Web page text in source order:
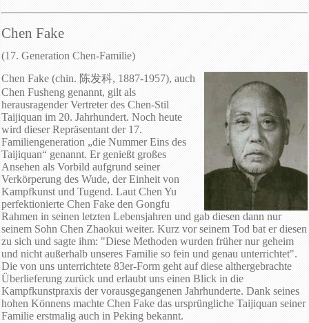
Chen Fake
(17. Generation Chen-Familie)
Chen Fake (chin. 陈发科, 1887-1957), auch
Chen Fusheng genannt, gilt als
herausragender Vertreter des Chen-Stil
Taijiquan im 20. Jahrhundert. Noch heute
wird dieser Repräsentant der 17.
Familiengeneration „die Nummer Eins des
Taijiquan“ genannt. Er genießt großes
Ansehen als Vorbild aufgrund seiner
Verkörperung des Wude, der Einheit von
Kampfkunst und Tugend. Laut Chen Yu
perfektionierte Chen Fake den Gongfu
Rahmen in seinen letzten Lebensjahren und gab diesen dann nur
seinem Sohn Chen Zhaokui weiter. Kurz vor seinem Tod bat er diesen
zu sich und sagte ihm: "Diese Methoden wurden früher nur geheim
und nicht außerhalb unseres Familie so fein und genau unterrichtet".
Die von uns unterrichtete 83er-Form geht auf diese althergebrachte
Überlieferung zurück und erlaubt uns einen Blick in die
Kampfkunstpraxis der vorausgegangenen Jahrhunderte. Dank seines
hohen Könnens machte Chen Fake das ursprüngliche Taijiquan seiner
Familie erstmalig auch in Peking bekannt.